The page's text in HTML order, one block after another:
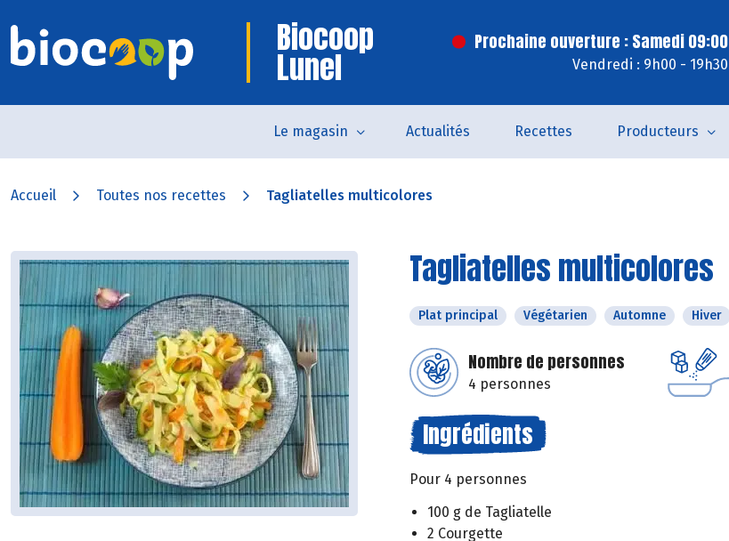
Biocoop
Lunel
Prochaine ouverture : Samedi 09:00
Vendredi : 9h00 - 19h30
Le magasin Actualités Recettes Producteurs
Accueil Toutes nos recettes Tagliatelles multicolores
Tagliatelles multicolores
Plat principal Végétarien Automne Hiver
Nombre de personnes
4 personnes
Ingrédients
Pour 4 personnes
100 g de Tagliatelle
2 Courgette